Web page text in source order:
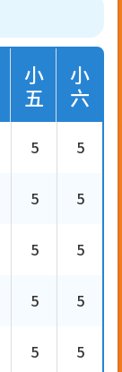
小
五
小
六
5 5
5 5
5 5
5 5
5 5